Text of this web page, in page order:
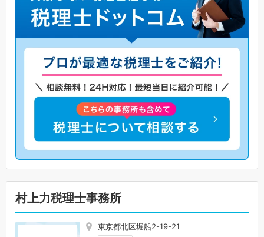
村上力税理士事務所
東京都北区堀船2-19-21